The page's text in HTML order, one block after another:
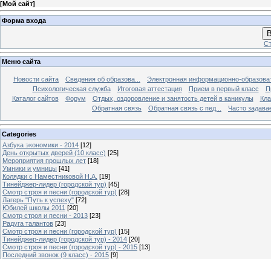
[Мой сайт]
Форма входа
Меню сайта
Новости сайта Сведения об образова...
Электронная информационно-
Психологическая служба
Итоговая аттестация Прием в первый класс
Каталог сайтов
Форум Отдых, оздоровление и занятость детей в каникулы
Обратная связь
Обратная связь с пед... Часто
Categories
Азбука экономики - 2014 [12]
День открытых дверей (10 класс) [25]
Мероприятия прошлых лет [18]
Умники и умницы [41]
Колядки с Наместниковой Н.А. [19]
Тинейджер-лидер (городской тур) [45]
Смотр строя и песни (городской тур) [28]
Лагерь "Путь к успеху" [72]
Юбилей школы 2011 [20]
Смотр строя и песни - 2013 [23]
Радуга талантов [23]
Смотр строя и песни (городской тур) [15]
Тинейджер-лидер (городской тур) - 2014 [20]
Смотр строя и песни (городской тур) - 2015 [13]
Последний звонок (9 класс) - 2015 [9]